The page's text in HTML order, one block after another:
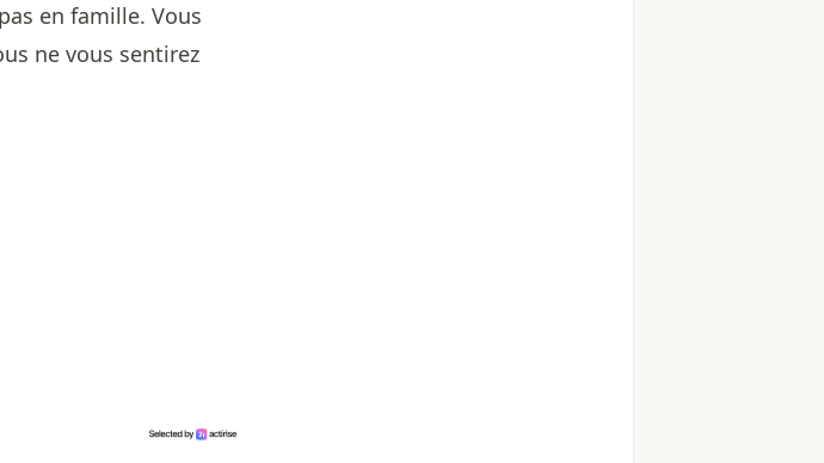
en famille. Vous
ne vous sentirez